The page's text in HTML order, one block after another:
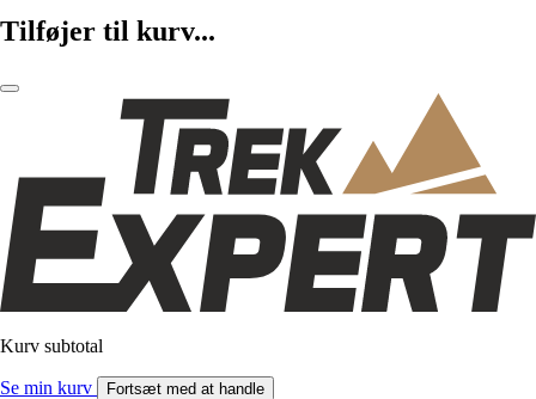
Tilføjer til kurv...
Kurv subtotal
Se min kurv Fortsæt med at handle